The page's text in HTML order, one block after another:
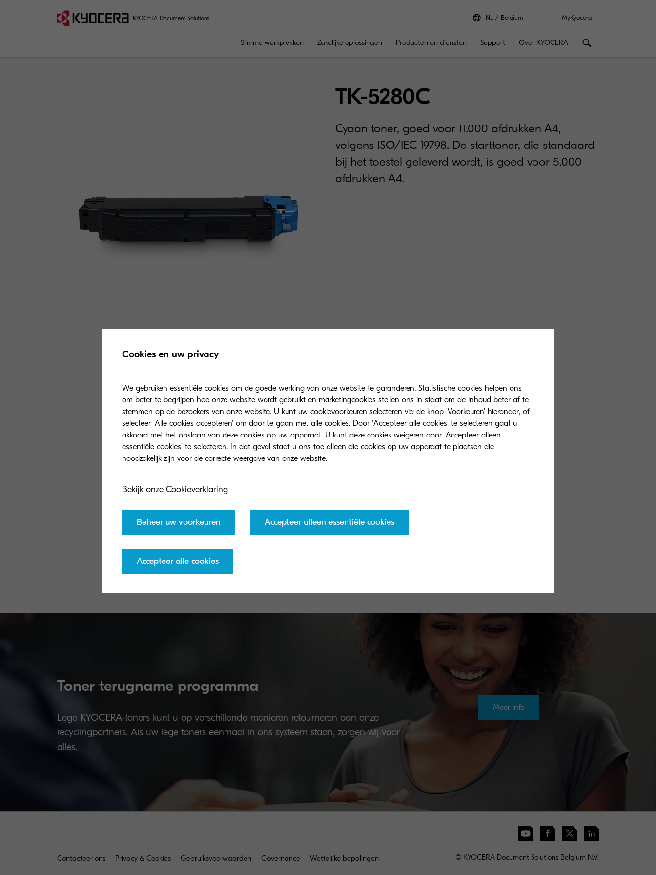
KYOCERA Document Solutions NL Belgium MyKyocera
Slimme werkplekken Zakelijke oplossingen Producten en diensten Support Over KYOCERA
TK-5280C
Cyaan toner, goed voor 11.000 afdrukken A4,
volgens ISO/IEC 19798. De starttoner, die standaard
bij het toestel geleverd wordt, is goed voor 5.000
afdrukken A4.
Toner terugname programma
Lege KYOCERA-toners kunt u op verschillende manieren retourneren aan onze
recyclingpartners. Als uw lege toners eenmaal in ons systeem staan, zorgen wij voor
alles.
Meer info
Contacteer ons Privacy & Cookies Gebruiksvoorwaarden Governance Wettelijke bepalingen © KYOCERA Document Solutions Belgium N.V.
Cookies en uw privacy
We gebruiken essentiële cookies om de goede werking van onze website te garanderen. Statistische cookies helpen ons
om beter te begrijpen hoe onze website wordt gebruikt en marketingcookies stellen ons in staat om de inhoud beter af te
stemmen op de bezoekers van onze website. U kunt uw cookievoorkeuren selecteren via de knop 'Voorkeuren' hieronder, of
selecteer 'Alle cookies accepteren' om door te gaan met alle cookies. Door 'Accepteer alle cookies' te selecteren gaat u
akkoord met het opslaan van deze cookies op uw apparaat. U kunt deze cookies weigeren door 'Accepteer alleen
essentiële cookies' te selecteren. In dat geval staat u ons toe alleen die cookies op uw apparaat te plaatsen die
noodzakelijk zijn voor de correcte weergave van onze website.
Bekijk onze Cookieverklaring
Beheer uw voorkeuren Accepteer alleen essentiële cookies
Accepteer alle cookies